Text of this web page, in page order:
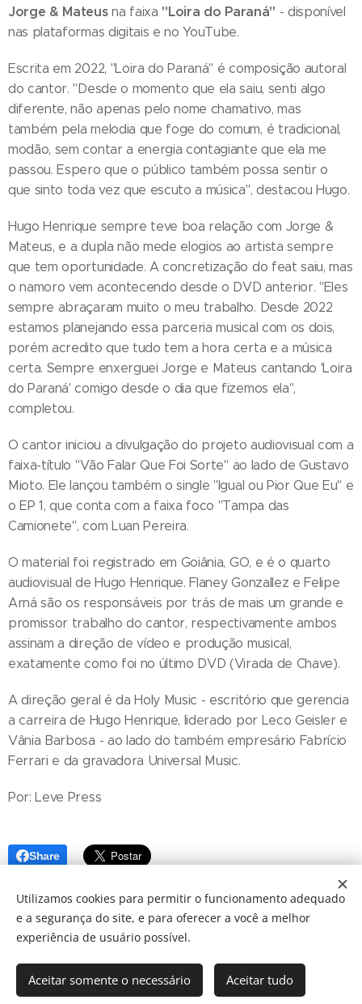
Jorge & Mateusna faixa "Loira do Paraná" - disponível
nas plataformas digitais e no YouTube.
Escrita em 2022, "Loira do Paraná" é composição autoral
do cantor. "Desde o momento que ela saiu, senti algo
diferente, não apenas pelo nome chamativo, mas
também pela melodia que foge do comum, é tradicional,
modão, sem contar a energia contagiante que ela me
passou. Espero que o público também possa sentir o
que sinto toda vez que escuto a música", destacou Hugo.
Hugo Henrique sempre teve boa relação com Jorge &
Mateus, e a dupla não mede elogios ao artista sempre
que tem oportunidade. A concretização do feat saiu, mas
o namoro vem acontecendo desde o DVD anterior. "Eles
sempre abraçaram muito o meu trabalho. Desde 2022
estamos planejando essa parceria musical com os dois,
porém acredito que tudo tem a hora certa e a música
certa. Sempre enxerguei Jorge e Mateus cantando 'Loira
do Paraná' comigo desde o dia que fizemos ela",
completou.
O cantor iniciou a divulgação do projeto audiovisual com a
faixa-título "Vão Falar Que Foi Sorte" ao lado de Gustavo
Mioto. Ele lançou também o single "Igual ou Pior Que Eu" e
o EP 1, que conta com a faixa foco "Tampa das
Camionete", com Luan Pereira.
O material foi registrado em Goiânia, GO, e é o quarto
audiovisual de Hugo Henrique. Flaney Gonzallez e Felipe
Arná são os responsáveis por trás de mais um grande e
promissor trabalho do cantor, respectivamente ambos
assinam a direção de vídeo e produção musical,
exatamente como foi no último DVD (Virada de Chave).
A direção geral é da Holy Music - escritório que gerencia
a carreira de Hugo Henrique, liderado por Leco Geisler e
Vânia Barbosa - ao lado do também empresário Fabrício
Ferrari e da gravadora Universal Music.
Por: Leve Press
Share
© 2024 JBarretos Eventos.
Utilizamos cookies para permitir o funcionamento adequado
e a segurança do site, e para oferecer a você a melhor
experiência de usuário possível.
Aceitar somente o necessário Aceitar tudo